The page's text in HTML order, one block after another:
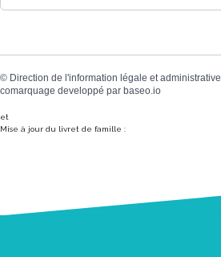
© Direction de l'information légale et administrative
comarquage developpé par baseo.io
et
Mise à jour du livret de famille :